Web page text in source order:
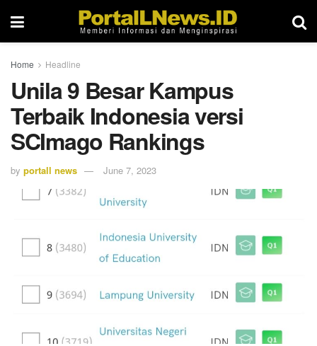
Home Headline
Unila 9 Besar Kampus
Terbaik Indonesia versi
SCImago Rankings
by portall news June 7, 2023